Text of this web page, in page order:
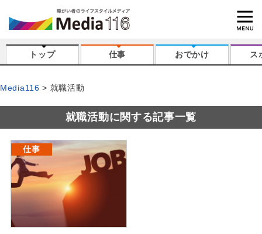
トップ 仕事 おでかけ ス
Media116 就職活動
就職活動に関する記事一覧
仕事